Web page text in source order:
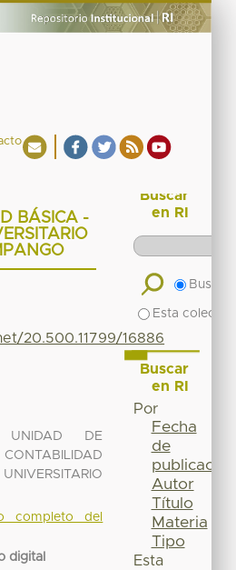
BÁSICA -
20.500.11799/16886
UNIDAD DE
completo del
digital
Buscar
en RI
Buscar
Esta
Buscar
en RI
Por
Fecha
de
publicación
Autor
Título
Materia
Tipo
Esta